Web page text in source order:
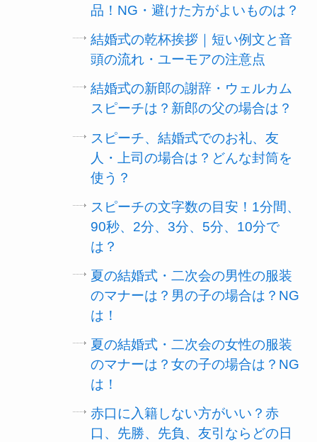
品！NG・避けた方がよいものは？
結婚式の乾杯挨拶｜短い例文と音
頭の流れ・ユーモアの注意点
結婚式の新郎の謝辞・ウェルカム
スピーチは？新郎の父の場合は？
スピーチ、結婚式でのお礼、友
人・上司の場合は？どんな封筒を
使う？
スピーチの文字数の目安！1分間、
90秒、2分、3分、5分、10分で
は？
夏の結婚式・二次会の男性の服装
のマナーは？男の子の場合は？NG
は！
夏の結婚式・二次会の女性の服装
のマナーは？女の子の場合は？NG
は！
赤口に入籍しない方がいい？赤
口、先勝、先負、友引ならどの日